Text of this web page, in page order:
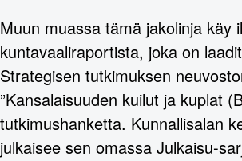
Muun muassa tämä jakolinja käy
kuntavaaliraportista, joka on
Strategisen tutkimuksen
”Kansalaisuuden kuilut ja kuplat
tutkimushanketta. Kunnallisalan
julkaisee sen omassa Julkaisu-